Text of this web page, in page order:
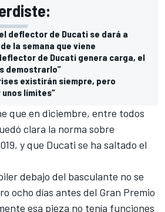
deflector de Ducati se dará a
la semana que viene
de Ducati genera carga, el
demostrarlo”
existirán siempre, pero
límites”
que en diciembre, entre todos
clara la norma sobre
y que Ducati se ha saltado el
debajo del basculante no se
ocho días antes del Gran Premio
esa pieza no tenía funciones